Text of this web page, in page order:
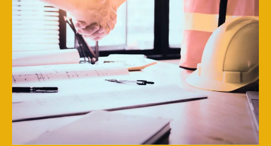
Dich
als
erfolgreich
gegen
Mehrkosten
wehren
kannst